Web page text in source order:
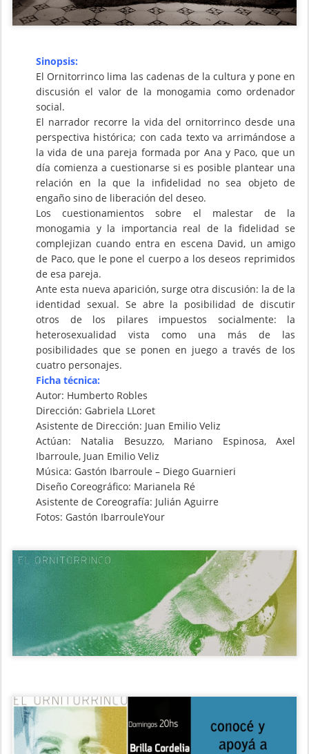
Sinopsis:
El Ornitorrinco lima las cadenas de la cultura y pone en
discusión el valor de la monogamia como ordenador
social.
El narrador recorre la vida del ornitorrinco desde una
perspectiva histórica; con cada texto va arrimándose a
la vida de una pareja formada por Ana y Paco, que un
día comienza a cuestionarse si es posible plantear una
relación en la que la infidelidad no sea objeto de
engaño sino de liberación del deseo.
Los cuestionamientos sobre el malestar de la
monogamia y la importancia real de la fidelidad se
complejizan cuando entra en escena David, un amigo
de Paco, que le pone el cuerpo a los deseos reprimidos
de esa pareja.
Ante esta nueva aparición, surge otra discusión: la de la
identidad sexual. Se abre la posibilidad de discutir
otros de los pilares impuestos socialmente: la
heterosexualidad vista como una más de las
posibilidades que se ponen en juego a través de los
cuatro personajes.
Ficha técnica:
Autor: Humberto Robles
Dirección: Gabriela LLoret
Asistente de Dirección: Juan Emilio Veliz
Actúan: Natalia Besuzzo, Mariano Espinosa, Axel
Ibarroule, Juan Emilio Veliz
Música: Gastón Ibarroule – Diego Guarnieri
Diseño Coreográfico: Marianela Ré
Asistente de Coreografía: Julián Aguirre
Fotos: Gastón IbarrouleYour